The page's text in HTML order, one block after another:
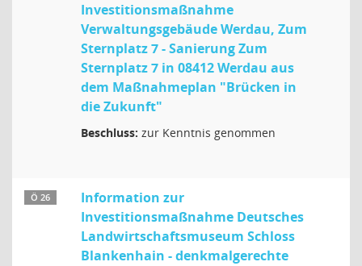
Investitionsmaßnahme
Verwaltungsgebäude Werdau, Zum
Sternplatz 7 - Sanierung Zum
Sternplatz 7 in 08412 Werdau aus
dem Maßnahmeplan "Brücken in
die Zukunft"
Beschluss: zur Kenntnis genommen
Ö 26
Information zur
Investitionsmaßnahme Deutsches
Landwirtschaftsmuseum Schloss
Blankenhain - denkmalgerechte